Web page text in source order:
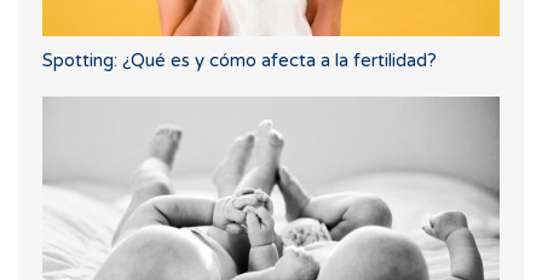
Spotting: ¿Qué es y cómo afecta a la fertilidad?